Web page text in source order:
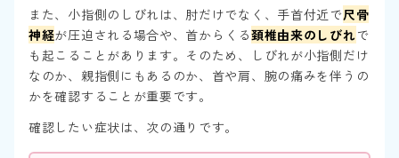
また、小指側のしびれは、肘だけでなく、手首付近で尺骨
神経が圧迫される場合や、首からくる頚椎由来のしびれで
も起こることがあります。そのため、しびれが小指側だけ
なのか、親指側にもあるのか、首や肩、腕の痛みを伴うの
かを確認することが重要です。
確認したい症状は、次の通りです。